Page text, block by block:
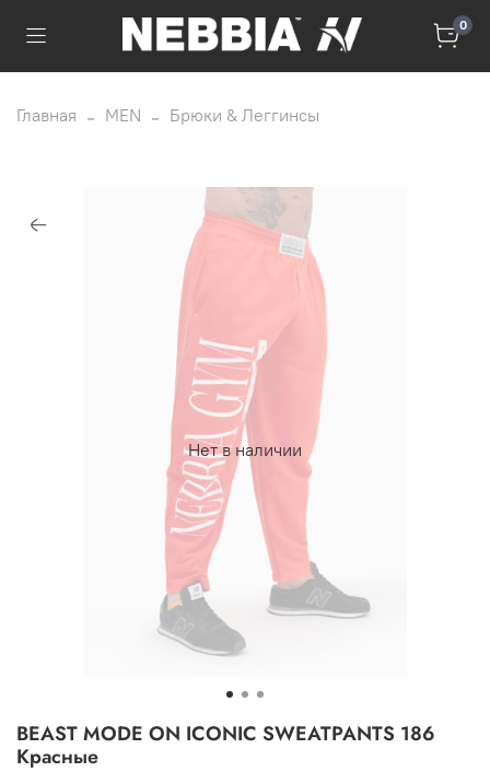
0
Главная MEN Брюки & Леггинсы
Нет в наличии
BEAST MODE ON ICONIC SWEATPANTS 186
Красные